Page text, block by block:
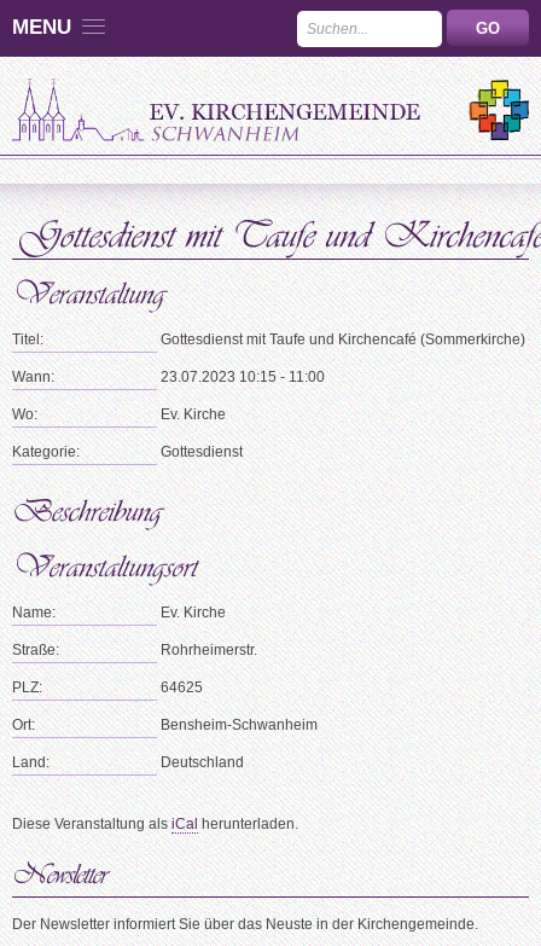
MENU
Titel: Gottesdienst mit Taufe und Kirchencafé (Sommerkirche)
Wann: 23.07.2023 10:15 - 11:00
Wo: Ev. Kirche
Kategorie: Gottesdienst
Name: Ev. Kirche
Straße: Rohrheimerstr.
PLZ: 64625
Ort: Bensheim-Schwanheim
Land: Deutschland
Diese Veranstaltung alsiCalherunterladen.
Der Newsletter informiert Sie über das Neuste in der Kirchengemeinde.